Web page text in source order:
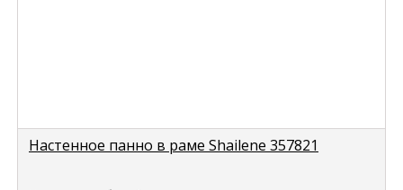
Настенное панно в раме Shailene 357821